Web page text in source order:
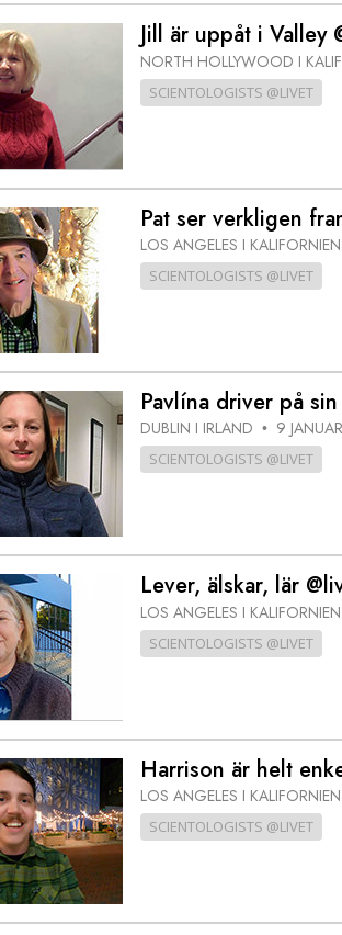
Jill är uppåt i Valley
NORTH HOLLYWOOD I
SCIENTOLOGISTS @LIVET
Pat ser verkligen
LOS ANGELES I KALIFORNIEN
SCIENTOLOGISTS @LIVET
Pavlína driver på
DUBLIN I IRLAND • 9
SCIENTOLOGISTS @LIVET
Lever, älskar, lär
LOS ANGELES I KALIFORNIEN
SCIENTOLOGISTS @LIVET
Harrison är helt
LOS ANGELES I KALIFORNIEN
SCIENTOLOGISTS @LIVET